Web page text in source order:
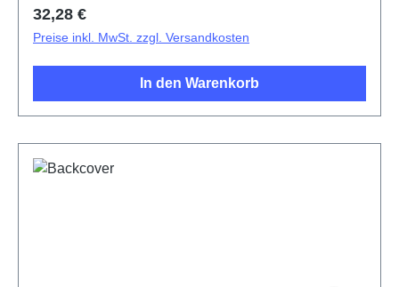
Regulärer Preis:
32,28 €
Preise inkl. MwSt. zzgl. Versandkosten
In den Warenkorb